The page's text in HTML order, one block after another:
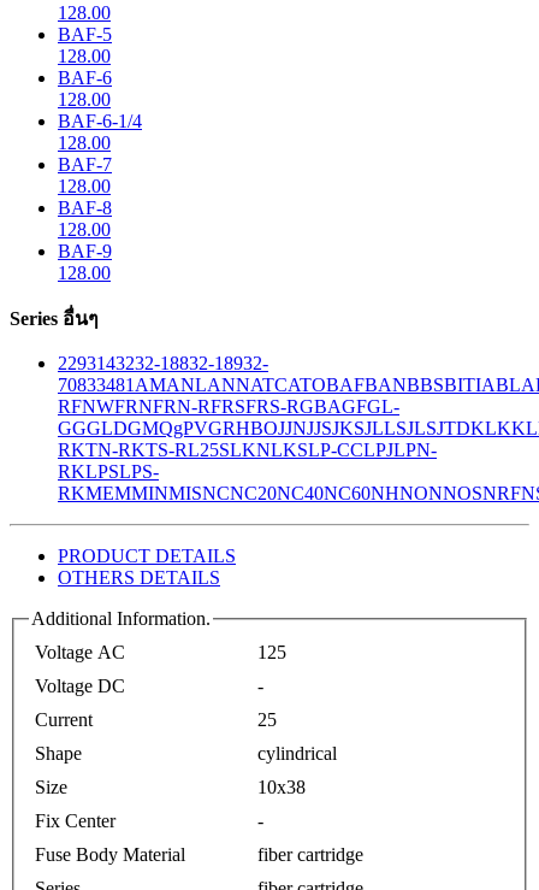
128.00
BAF-5
128.00
BAF-6
128.00
BAF-6-1/4
128.00
BAF-7
128.00
BAF-8
128.00
BAF-9
128.00
Series อื่นๆ
2293143232-18832-18932-
70833481 AMANLANNATCATOBAFBANBBSBITIABLA
RFNWFRNFRN-RFRSFRS-RGBAGFGL-
GGGLDGMQgPVGRHBOJJNJJSJKSJLLSJLSJTDKLK
RKTN-RKTS-RL25SLKNLKSLP-CCLPJLPN-
RKLPSLPS-
RKMEMMINMISNCNC20NC40NC60NHNONNOSNRF
PRODUCT DETAILS
OTHERS DETAILS
Additional Information.
Voltage AC
125
Voltage DC
-
Current
25
Shape
cylindrical
Size
10x38
Fix Center
-
Fuse Body Material
fiber cartridge